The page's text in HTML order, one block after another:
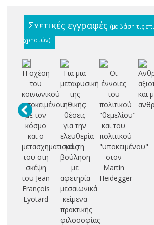
Σχετικές εγγραφές (με βάση τις
χρηστών)
H σχέση
του
κοινωνικού
υποκειμένου
με τον
κόσμο
και ο
μετασχηματισμός
του στη
σκέψη
του Jean
François
Lyotard
Για μια
μεταφυσική
της
ηθικής:
θέσεις
για την
ελευθερία
και τη
βούληση
με
αφετηρία
μεσαιωνικά
κείμενα
πρακτικής
φιλοσοφίας
Οι
έννοιες
του
πολιτικού
"θεμελίου"
και του
πολιτικού
"υποκειμένου"
στον
Martin
Heidegger
και